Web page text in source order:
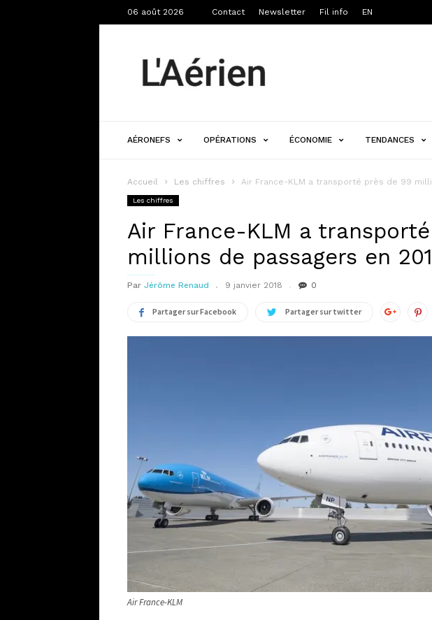
06 août 2026 Contact Newsletter Fil info EN
AÉRONEFS OPÉRATIONS ÉCONOMIE TENDANCES
Accueil Les chiffres Air France-KLM a transporté près de 99
Les chiffres
Air France-KLM a
millions de passagers en
Par Jérôme Renaud 9 janvier 2018 0
Partager sur Facebook Partager sur twitter
Air France-KLM